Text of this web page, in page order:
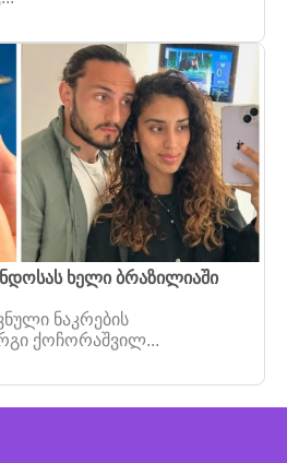
ხელი ბრაზილიაში
ნაკრების
ქოჩორაშვილ...